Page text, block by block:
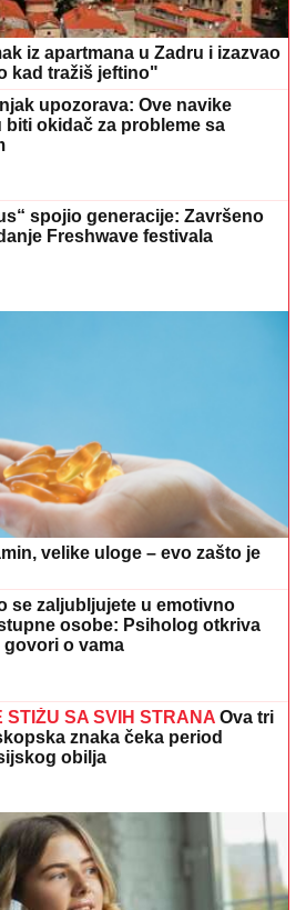
iz apartmana u Zadru i izazvao
kad tražiš jeftino"
upozorava: Ove navike
biti okidač za probleme sa
spojio generacije: Završeno
Freshwave festivala
velike uloge – evo zašto je
se zaljubljujete u emotivno
osobe: Psiholog otkriva
govori o vama
STIŽU SA SVIH STRANA Ova tri
znaka čeka period
obilja